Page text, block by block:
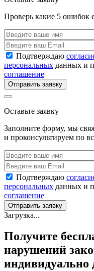
Проверь какие 5 ошибок
Подтверждаю
персональных данных и
соглашение
Отправить заявку
Оставьте заявку
Заполните форму, мы
и проконсультируем по
Подтверждаю
персональных данных и
соглашение
Отправить заявку
Загрузка...
Получите
нарушений